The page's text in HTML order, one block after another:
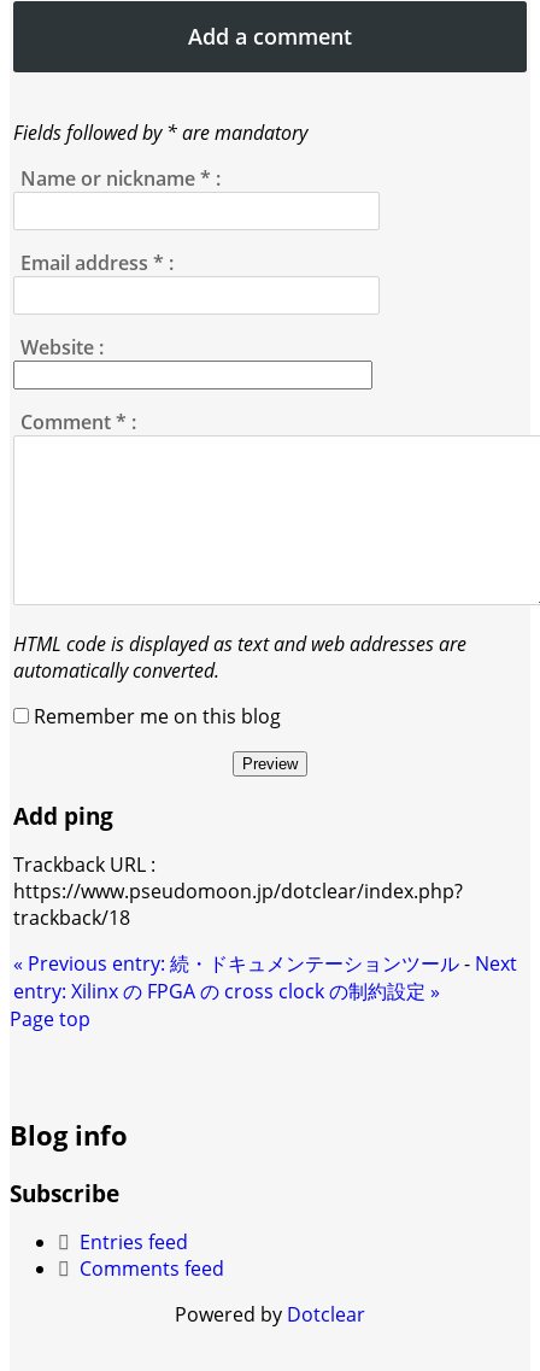
Add a comment
Fields followed by * are mandatory
Name or nickname* :
Email address* :
Website :
Comment* :
HTML code is displayed as text and web addresses are
automatically converted.
Remember me on this blog
Preview
Add ping
Trackback URL :
https://www.pseudomoon.jp/dotclear/index.php?
trackback/18
« Previous entry:続・ドキュメンテーションツール- Next
entry:Xilinx の FPGA の cross clock の制約設定 »
Page top
Blog info
Subscribe
Entries feed
Comments feed
Powered by Dotclear